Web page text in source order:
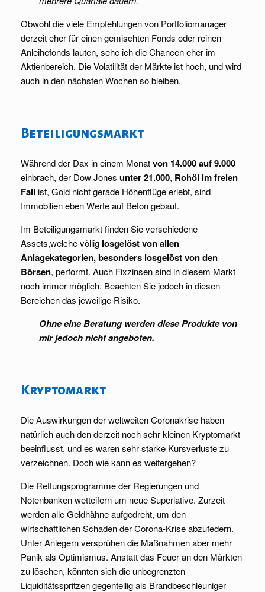
Obwohl die viele Empfehlungen von Portfoliomanager
derzeit eher für einen gemischten Fonds oder reinen
Anleihefonds lauten, sehe ich die Chancen eher im
Aktienbereich. Die Volatilität der Märkte ist hoch, und wird
auch in den nächsten Wochen so bleiben.
Beteiligungsmarkt
Während der Dax in einem Monatvon 14.000 auf 9.000
einbrach, der Dow Jones unter 21.000, Rohöl im freien
Fall ist, Gold nicht gerade Höhenflüge erlebt, sind
Immobilien eben Werte auf Beton gebaut.
Im Beteiligungsmarkt finden Sie verschiedene
Assets,welche völlig losgelöst von allen
Anlagekategorien, besonders losgelöst von den
Börsen, performt. Auch Fixzinsen sind in diesem Markt
noch immer möglich. Beachten Sie jedoch in diesen
Bereichen das jeweilige Risiko.
Ohne eine Beratung werden diese Produkte von
mir jedoch nicht angeboten.
Kryptomarkt
Die Auswirkungen der weltweiten Coronakrise haben
natürlich auch den derzeit noch sehr kleinen Kryptomarkt
beeinflusst, und es waren sehr starke Kursverluste zu
verzeichnen. Doch wie kann es weitergehen?
Die Rettungsprogramme der Regierungen und
Notenbanken wetteifern um neue Superlative. Zurzeit
werden alle Geldhähne aufgedreht, um den
wirtschaftlichen Schaden der Corona-Krise abzufedern.
Unter Anlegern versprühen die Maßnahmen aber mehr
Panik als Optimismus. Anstatt das Feuer an den Märkten
zu löschen, könnten sich die unbegrenzten
Liquiditätsspritzen gegenteilig als Brandbeschleuniger